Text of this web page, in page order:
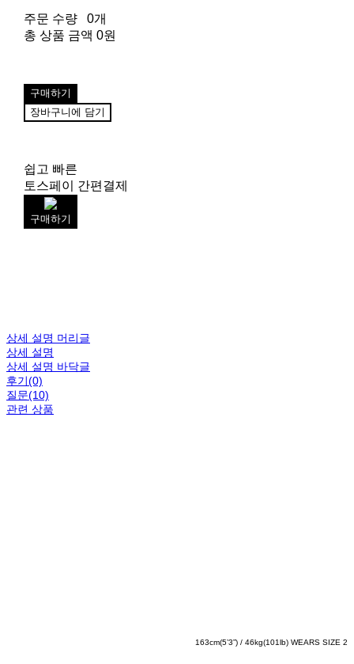
주문 수량
0개
총 상품 금액 0원
구매하기
장바구니에 담기
쉽고 빠른
토스페이 간편결제
구매하기
상세 설명 머리글
상세 설명
상세 설명 바닥글
후기(0)
질문(10)
관련 상품
163cm(5’3”) / 46kg(101lb) WEARS SIZE 2